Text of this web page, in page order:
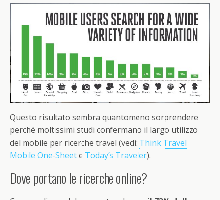
Questo risultato sembra quantomeno sorprendere
perché moltissimi studi confermano il largo utilizzo
del mobile per ricerche travel (vedi: Think Travel
Mobile One-Sheete Today’s Traveler).
Dove portano le ricerche online?